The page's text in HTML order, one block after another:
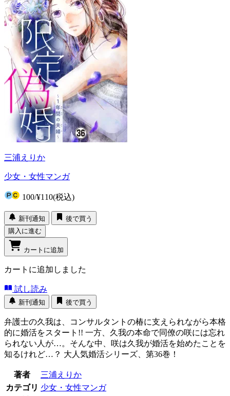
三浦えりか
少女・女性マンガ
100/¥110(税込)
新刊通知
後で買う
購入に進む
カートに追加
カートに追加しました
試し読み
新刊通知 後で買う
弁護士の久我は、コンサルタントの椿に支えられながら本格
的に婚活をスタート!! 一方、久我の本命で同僚の咲には忘れ
られない人が…。そんな中、咲は久我が婚活を始めたことを
知るけれど…？ 大人気婚活シリーズ、第36巻！
著者
三浦えりか
カテゴリ 少女・女性マンガ